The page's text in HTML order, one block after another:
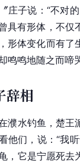
庄子说：“不对
具有形体，不仅
形体变化而有了
鸣鸣地随之而啼
辞相
濮水钓鱼，楚王
他们，说：“我
，它是宁愿死去